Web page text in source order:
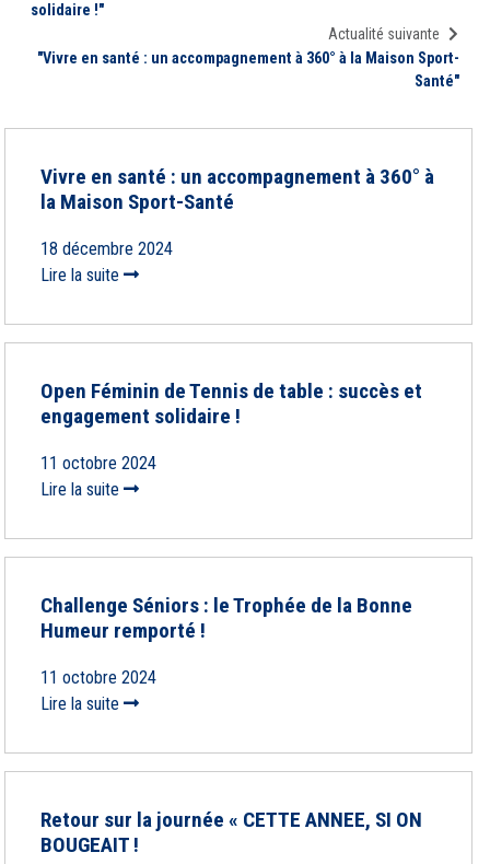
solidaire !"
Actualité suivante
"Vivre en santé : un accompagnement à 360° à la Maison Sport-
Santé"
Vivre en santé : un accompagnement à 360° à
la Maison Sport-Santé
18 décembre 2024
Lire la suite
Open Féminin de Tennis de table : succès et
engagement solidaire !
11 octobre 2024
Lire la suite
Challenge Séniors : le Trophée de la Bonne
Humeur remporté !
11 octobre 2024
Lire la suite
Retour sur la journée « CETTE ANNEE, SI ON
BOUGEAIT !